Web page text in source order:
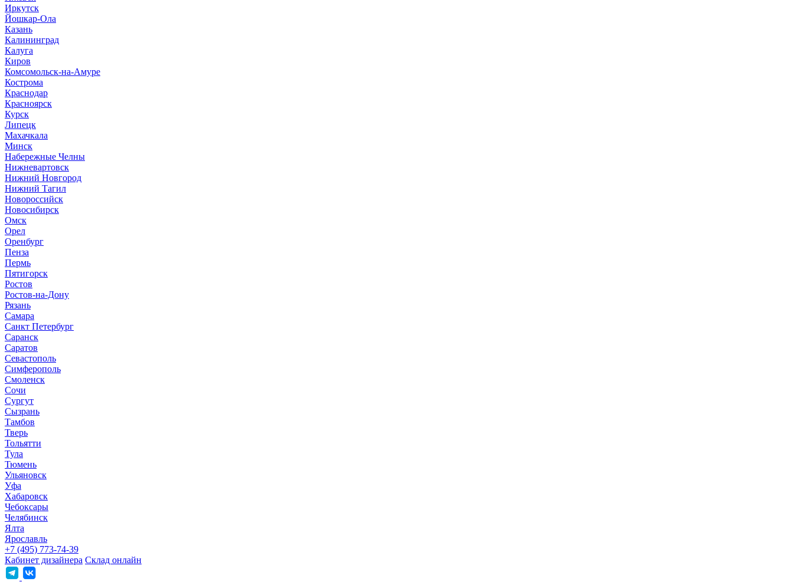
Иркутск
Йошкар-Ола
Казань
Калининград
Калуга
Киров
Комсомольск-на-Амуре
Кострома
Краснодар
Красноярск
Курск
Липецк
Махачкала
Минск
Набережные Челны
Нижневартовск
Нижний Новгород
Нижний Тагил
Новороссийск
Новосибирск
Омск
Орел
Оренбург
Пенза
Пермь
Пятигорск
Ростов
Ростов-на-Дону
Рязань
Самара
Санкт Петербург
Саранск
Саратов
Севастополь
Симферополь
Смоленск
Сочи
Сургут
Сызрань
Тамбов
Тверь
Тольятти
Тула
Тюмень
Ульяновск
Уфа
Хабаровск
Чебоксары
Челябинск
Ялта
Ярославль
+7 (495) 773-74-39
Кабинет дизайнера Склад онлайн